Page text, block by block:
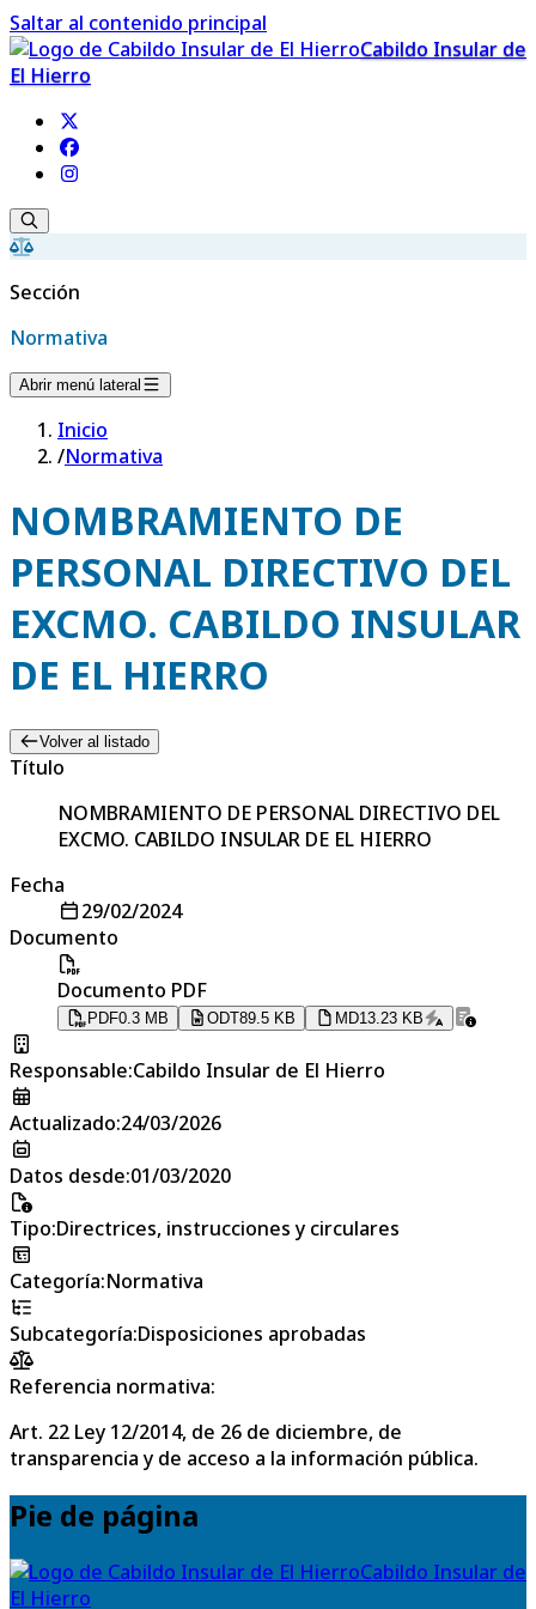
Saltar al contenido principal
Cabildo Insular de
El Hierro
Sección
Normativa
Abrir menú lateral
Inicio
/Normativa
NOMBRAMIENTO DE
PERSONAL DIRECTIVO DEL
EXCMO. CABILDO INSULAR
DE EL HIERRO
Volver al listado
Título
NOMBRAMIENTO DE PERSONAL DIRECTIVO DEL
EXCMO. CABILDO INSULAR DE EL HIERRO
Fecha
29/02/2024
Documento
Documento PDF
PDF0.3 MB ODT89.5 KB MD13.23 KB
Responsable:Cabildo Insular de El Hierro
Actualizado:24/03/2026
Datos desde:01/03/2020
Tipo:Directrices, instrucciones y circulares
Categoría:Normativa
Subcategoría:Disposiciones aprobadas
Referencia normativa:
Art. 22 Ley 12/2014, de 26 de diciembre, de
transparencia y de acceso a la información pública.
Pie de página
Cabildo Insular de
El Hierro